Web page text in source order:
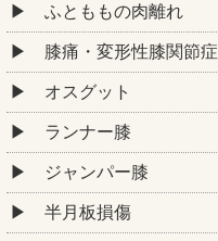
ふとももの肉離れ
膝痛・変形性膝関節症
オスグット
ランナー膝
ジャンパー膝
半月板損傷